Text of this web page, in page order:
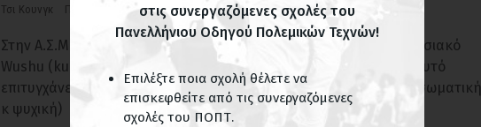
Τσι Κουνγκ
Παιδικά τμήματα
Στην Α.Σ.Μαχητική Ακαδημία Πλάτωνος ασκούμαστε στο παραδοσιακό
Wushu (kung fu). Στόχος είναι η μαχητική ικανότητα (Wu Gong). Αυτό
επιτυγχάνεται σιγά-σιγά με πολύπλευρη ενδυνάμωση, με υγεία (σωματική
κ ψυχική)
στις συνεργαζόμενες σχολές του
Πανελλήνιου Οδηγού Πολεμικών Τεχνών!
Επιλέξτε ποια σχολή θέλετε να
επισκεφθείτε από τις συνεργαζόμενες
σχολές του ΠΟΠΤ.